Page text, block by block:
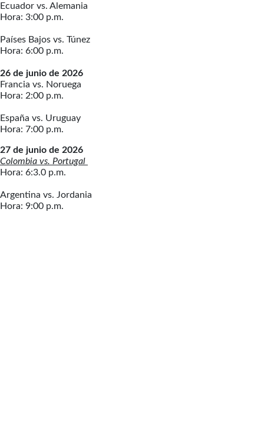
Ecuador vs. Alemania
Hora: 3:00 p.m.
Países Bajos vs. Túnez
Hora: 6:00 p.m.
26 de junio de 2026
Francia vs. Noruega
Hora: 2:00 p.m.
España vs. Uruguay
Hora: 7:00 p.m.
27 de junio de 2026
Colombia vs. Portugal
Hora: 6:3.0 p.m.
Argentina vs. Jordania
Hora: 9:00 p.m.